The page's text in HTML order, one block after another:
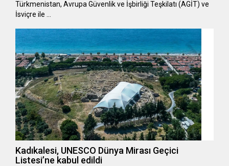
Türkmenistan, Avrupa Güvenlik ve İşbirliği Teşkilatı (AGİT) ve
İsviçre ile …
Kadıkalesi, UNESCO Dünya Mirası Geçici
Listesi’ne kabul edildi